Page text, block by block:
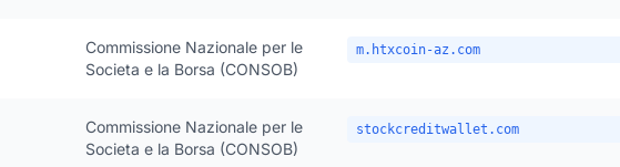
Commissione Nazionale per le
Societa e la Borsa (CONSOB)
m.htxcoin-az.com
Commissione Nazionale per le
Societa e la Borsa (CONSOB)
stockcreditwallet.com